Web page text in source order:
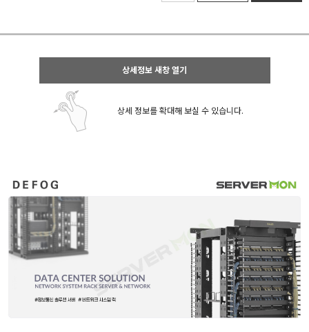
상세정보 새창 열기
상세 정보를 확대해 보실 수 있습니다.